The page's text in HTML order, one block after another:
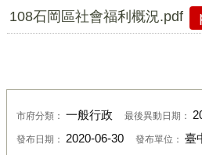
108石岡區社會福利概況.pdf
市府分類： 一般行政 最後異動日期：
發布日期： 2020-06-30 發布單位： 臺